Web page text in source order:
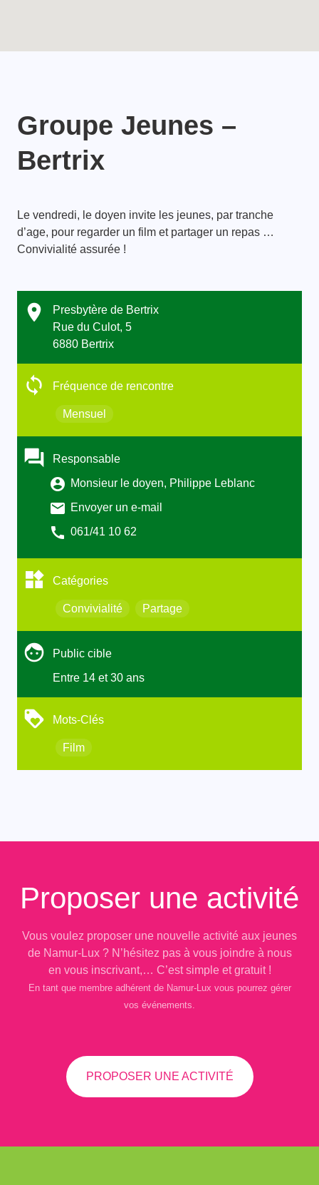
Groupe Jeunes –
Bertrix
Le vendredi, le doyen invite les jeunes, par tranche
d’age, pour regarder un film et partager un repas …
Convivialité assurée !
Presbytère de Bertrix
Rue du Culot, 5
6880 Bertrix
Fréquence de rencontre
Mensuel
Responsable
Monsieur le doyen, Philippe Leblanc
Envoyer un e-mail
061/41 10 62
Catégories
Convivialité Partage
Public cible
Entre 14 et 30 ans
Mots-Clés
Film
Proposer une activité
Vous voulez proposer une nouvelle activité aux jeunes
de Namur-Lux ? N’hésitez pas à vous joindre à nous
en vous inscrivant,… C’est simple et gratuit !
En tant que membre adhérent de Namur-Lux vous pourrez gérer
vos événements.
PROPOSER UNE ACTIVITÉ